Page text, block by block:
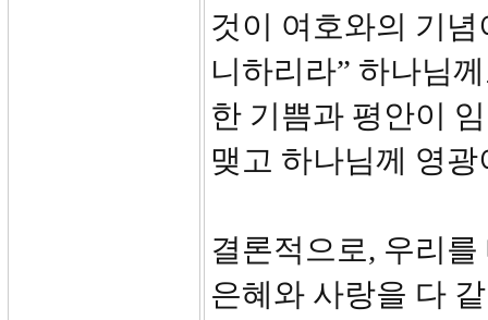
것이 여호와의 기
니하리라” 하나님
한 기쁨과 평안이
맺고 하나님께 영
결론적으로, 우리
은혜와 사랑을 다